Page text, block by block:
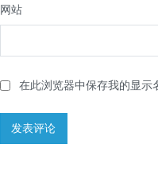
网站
在此浏览器中保存我的显示